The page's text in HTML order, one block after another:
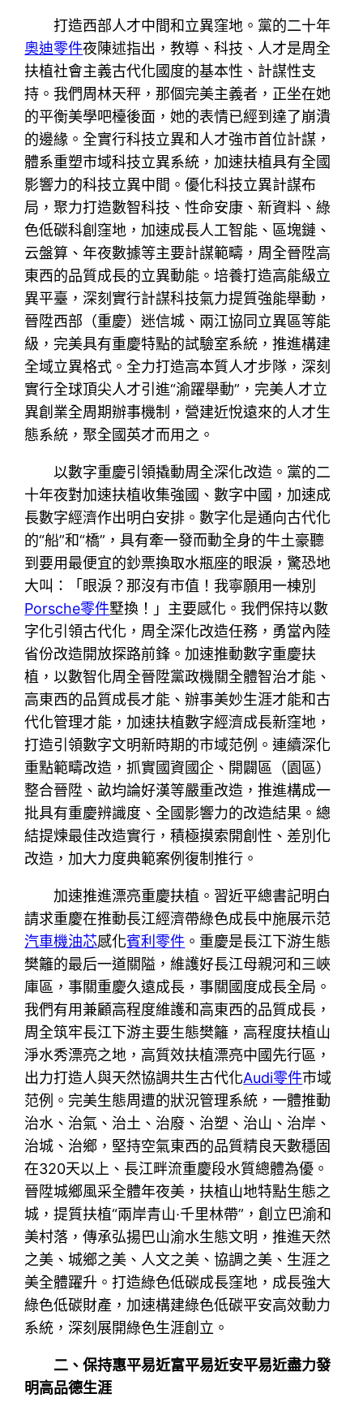
打造西部人才中間和立異窪地。黨的二十年
奧迪零件夜陳述指出，教導、科技、人才是周全
扶植社會主義古代化國度的基本性、計謀性支
持。我們周林天秤，那個完美主義者，正坐在她
的平衡美學吧檯後面，她的表情已經到達了崩潰
的邊緣。全實行科技立異和人才強市首位計謀，
體系重塑市域科技立異系統，加速扶植具有全國
影響力的科技立異中間。優化科技立異計謀布
局，聚力打造數智科技、性命安康、新資料、綠
色低碳科創窪地，加速成長人工智能、區塊鏈、
云盤算、年夜數據等主要計謀範疇，周全晉陞高
東西的品質成長的立異動能。培養打造高能級立
異平臺，深刻實行計謀科技氣力提質強能舉動，
晉陞西部（重慶）迷信城、兩江協同立異區等能
級，完美具有重慶特點的試驗室系統，推進構建
全域立異格式。全力打造高本質人才步隊，深刻
實行全球頂尖人才引進“渝躍舉動”，完美人才立
異創業全周期辦事機制，營建近悅遠來的人才生
態系統，聚全國英才而用之。
以數字重慶引領撬動周全深化改造。黨的二
十年夜對加速扶植收集強國、數字中國，加速成
長數字經濟作出明白安排。數字化是通向古代化
的“船”和“橋”，具有牽一發而動全身的牛土豪聽
到要用最便宜的鈔票換取水瓶座的眼淚，驚恐地
大叫：「眼淚？那沒有市值！我寧願用一棟別
Porsche零件墅換！」主要感化。我們保持以數
字化引領古代化，周全深化改造任務，勇當內陸
省份改造開放探路前鋒。加速推動數字重慶扶
植，以數智化周全晉陞黨政機關全體智治才能、
高東西的品質成長才能、辦事美妙生涯才能和古
代化管理才能，加速扶植數字經濟成長新窪地，
打造引領數字文明新時期的市域范例。連續深化
重點範疇改造，抓實國資國企、開闢區（園區）
整合晉陞、畝均論好漢等嚴重改造，推進構成一
批具有重慶辨識度、全國影響力的改造結果。總
結提煉最佳改造實行，積極摸索開創性、差別化
改造，加大力度典範案例復制推行。
加速推進漂亮重慶扶植。習近平總書記明白
請求重慶在推動長江經濟帶綠色成長中施展示范
汽車機油芯感化賓利零件 。重慶是長江下游生態
樊籬的最后一道關隘，維護好長江母親河和三峽
庫區，事關重慶久遠成長，事關國度成長全局。
我們有用兼顧高程度維護和高東西的品質成長，
周全筑牢長江下游主要生態樊籬，高程度扶植山
淨水秀漂亮之地，高質效扶植漂亮中國先行區，
出力打造人與天然協調共生古代化Audi零件市域
范例。完美生態周遭的狀況管理系統，一體推動
治水、治氣、治土、治廢、治塑、治山、治岸、
治城、治鄉，堅持空氣東西的品質精良天數穩固
在320天以上、長江畔流重慶段水質總體為優。
晉陞城鄉風采全體年夜美，扶植山地特點生態之
城，提質扶植“兩岸青山·千里林帶”，創立巴渝和
美村落，傳承弘揚巴山渝水生態文明，推進天然
之美、城鄉之美、人文之美、協調之美、生涯之
美全體躍升。打造綠色低碳成長窪地，成長強大
綠色低碳財產，加速構建綠色低碳平安高效動力
系統，深刻展開綠色生涯創立。
二、保持惠平易近富平易近安平易近盡力發
明高品德生涯